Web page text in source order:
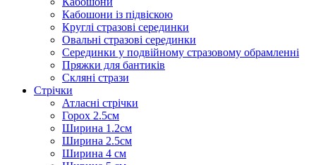
Кабошони із підвіскою
Круглі стразові серединки
Овальні стразові серединки
Серединки у подвійному стразовому обрамленні
Пряжки для бантиків
Скляні стрази
Стрічки
Атласні стрічки
Горох 2.5см
Ширина 1.2см
Ширина 2.5см
Ширина 4 см